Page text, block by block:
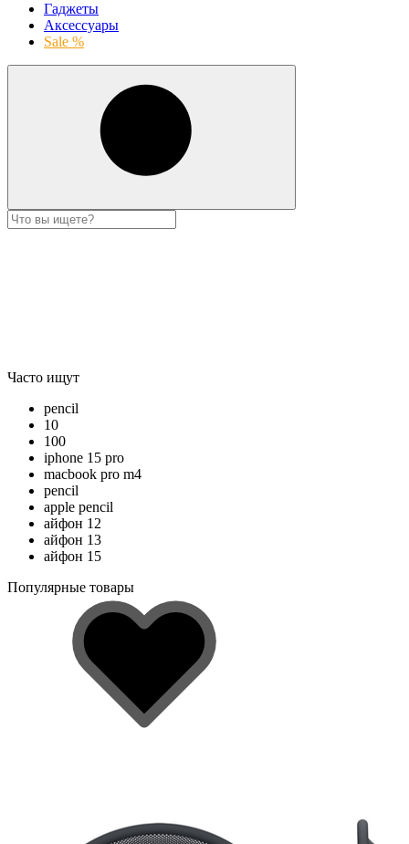
Гаджеты
Аксессуары
Sale %
Часто ищут
pencil
10
100
iphone 15 pro
macbook pro m4
pencil
apple pencil
айфон 12
айфон 13
айфон 15
Популярные товары